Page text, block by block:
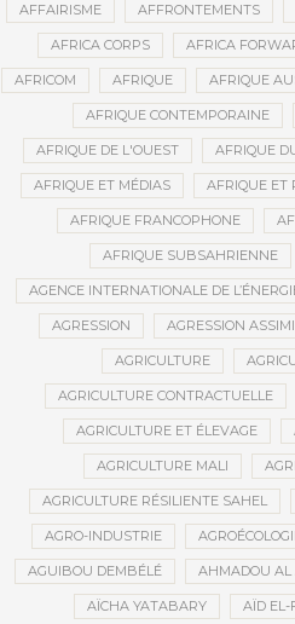
AFFAIRISME AFFRONTEMENTS
AFRICA CORPS AFRICA
AFRICOM AFRIQUE AFRIQUE
AFRIQUE CONTEMPORAINE
AFRIQUE DE L'OUEST AFRIQUE
AFRIQUE ET MÉDIAS AFRIQUE ET
AFRIQUE FRANCOPHONE
AFRIQUE SUBSAHRIENNE
AGENCE INTERNATIONALE DE
AGRESSION AGRESSION
AGRICULTURE
AGRICULTURE CONTRACTUELLE
AGRICULTURE ET ÉLEVAGE
AGRICULTURE MALI
AGRICULTURE RÉSILIENTE SAHEL
AGRO-INDUSTRIE
AGUIBOU DEMBÉLÉ AHMADOU AL
AÏCHA YATABARY AÏD EL-